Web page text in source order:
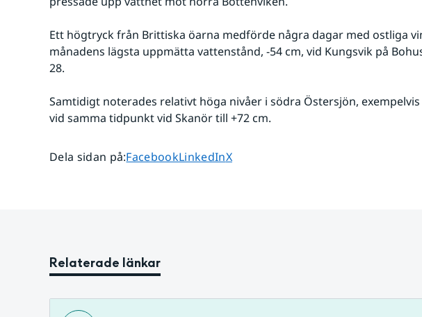
Ett högtryck från Brittiska öarna medförde några dagar med ostliga
månadens lägsta uppmätta vattenstånd, -54 cm, vid Kungsvik på
28.
Samtidigt noterades relativt höga nivåer i södra Östersjön,
vid samma tidpunkt vid Skanör till +72 cm.
Dela sidan på:Dela sidan på
FacebookDela sidan på
LinkedInDela sidan på
X
Relaterade länkar